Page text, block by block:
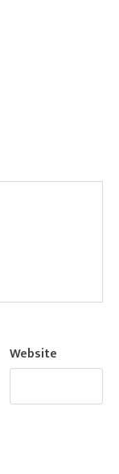
Website